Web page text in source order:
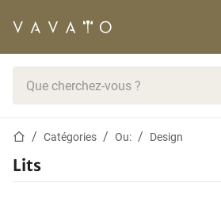
Page d'accueil
Catégories Ou: Design
Lits